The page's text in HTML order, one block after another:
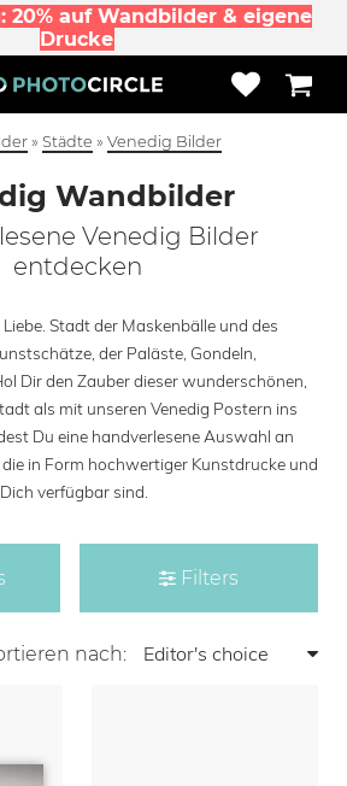
20% auf Wandbilder & eigene
Drucke
» Städte » Venedig Bilder
Wandbilder
Venedig Bilder
entdecken
Stadt der Maskenbälle und des
der Paläste, Gondeln,
Dir den Zauber dieser wunderschönen,
als mit unseren Venedig Postern ins
Du eine handverlesene Auswahl an
in Form hochwertiger Kunstdrucke und
verfügbar sind.
Filters
nach: